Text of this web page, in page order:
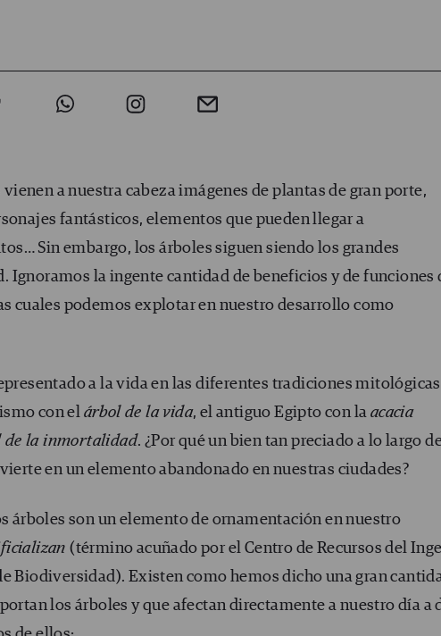
a nuestra cabeza imágenes de plantas de gran porte,
fantásticos, elementos que pueden llegar a
Sin embargo, los árboles siguen siendo los grandes
Ignoramos la ingente cantidad de beneficios y de funciones
cuales podemos explotar en nuestro desarrollo como
a la vida en las diferentes tradiciones
con el árbol de la vida, el antiguo Egipto con la acacia
de la inmortalidad. ¿Por qué un bien tan preciado a lo largo
en un elemento abandonado en nuestras ciudades?
árboles son un elemento de ornamentación en nuestro
(término acuñado por el Centro de Recursos del
Biodiversidad). Existen como hemos dicho una gran
los árboles y que afectan directamente a nuestro día a